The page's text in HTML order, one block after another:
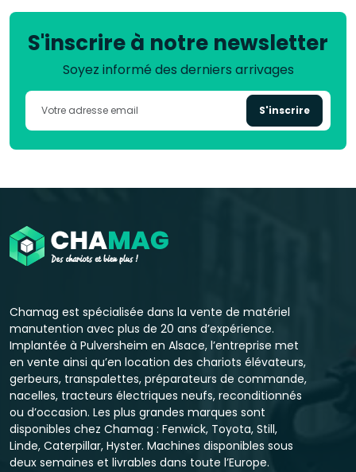
S'inscrire à notre newsletter
Soyez informé des derniers arrivages
S'inscrire
Chamag est spécialisée dans la vente de matériel
manutention avec plus de 20 ans d’expérience.
Implantée à Pulversheim en Alsace, l’entreprise met
en vente ainsi qu’en location des chariots élévateurs,
gerbeurs, transpalettes, préparateurs de commande,
nacelles, tracteurs électriques neufs, reconditionnés
ou d’occasion. Les plus grandes marques sont
disponibles chez Chamag : Fenwick, Toyota, Still,
Linde, Caterpillar, Hyster. Machines disponibles sous
deux semaines et livrables dans toute l’Europe.